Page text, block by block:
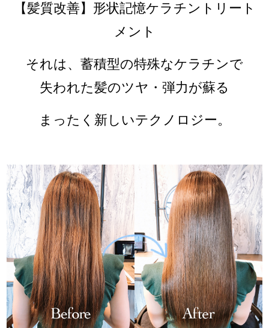
【髪質改善】形状記憶ケラチントリート
メント
それは、蓄積型の特殊なケラチンで
失われた髪のツヤ・弾力が蘇る
まったく新しいテクノロジー。